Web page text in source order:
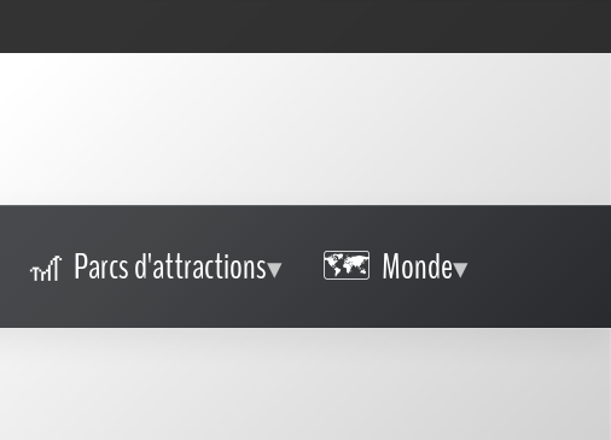
Parcs d'attractions Monde